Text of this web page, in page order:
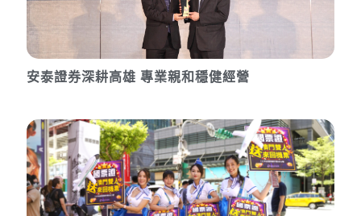
安泰證券深耕高雄 專業親和穩健經營